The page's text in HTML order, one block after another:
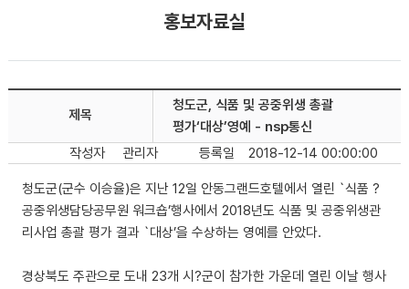
홍보자료실
제목
청도군, 식품 및 공중위생 총괄
평가‘대상’영예 - nsp통신
등록일
2018-12-14 00:00:00
작성자 관리자
청도군(군수 이승율)은 지난 12일 안동그랜드호텔에서 열린 `식품 ?
공중위생담당공무원 워크숍’행사에서 2018년도 식품 및 공중위생관
리사업 총괄 평가 결과 `대상’을 수상하는 영예를 안았다.
경상북도 주관으로 도내 23개 시?군이 참가한 가운데 열린 이날 행사